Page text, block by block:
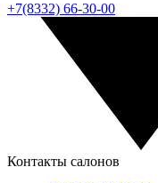
+7(8332) 66-30-00
Контакты салонов